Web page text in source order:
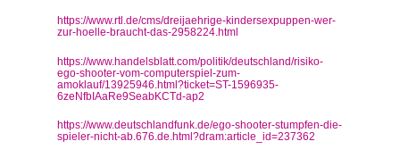
https://www.rtl.de/cms/dreijaehrige-kindersexpuppen-wer-
zur-hoelle-braucht-das-2958224.html
https://www.handelsblatt.com/politik/deutschland/risiko-
ego-shooter-vom-computerspiel-zum-
amoklauf/13925946.html?ticket=ST-1596935-
6zeNfbIAaRe9SeabKCTd-ap2
https://www.deutschlandfunk.de/ego-shooter-stumpfen-die-
spieler-nicht-ab.676.de.html?dram:article_id=237362